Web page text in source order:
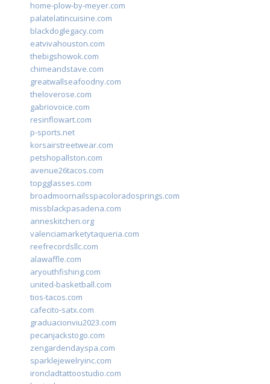
home-plow-by-meyer.com
palatelatincuisine.com
blackdoglegacy.com
eatvivahouston.com
thebigshowok.com
chimeandstave.com
greatwallseafoodny.com
theloverose.com
gabriovoice.com
resinflowart.com
p-sports.net
korsairstreetwear.com
petshopallston.com
avenue26tacos.com
topgglasses.com
broadmoornailsspacoloradosprings.com
missblackpasadena.com
anneskitchen.org
valenciamarketytaqueria.com
reefrecordsllc.com
alawaffle.com
aryouthfishing.com
united-basketball.com
tios-tacos.com
cafecito-satx.com
graduacionviu2023.com
pecanjackstogo.com
zengardendayspa.com
sparklejewelryinc.com
ironcladtattoostudio.com